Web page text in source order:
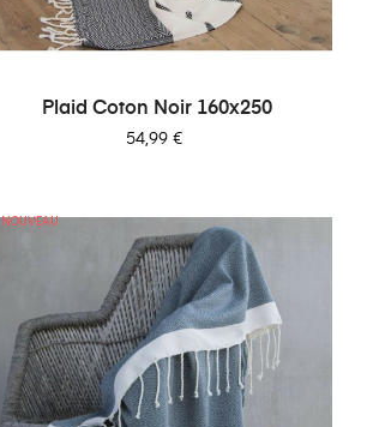
Plaid Coton Noir 160x250
Prix
54,99 €
NOUVEAU